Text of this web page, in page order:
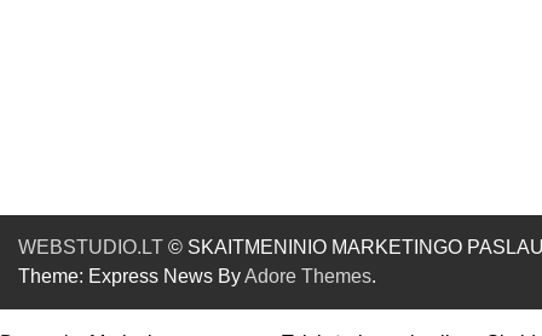
WEBSTUDIO.LT © SKAITMENINIO MARKETINGO
Theme: Express News ByAdore Themes.